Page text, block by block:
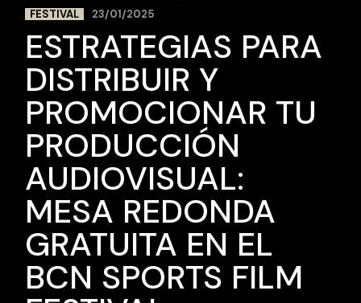
FESTIVAL
23/01/2025
ESTRATEGIAS PARA
DISTRIBUIR Y
PROMOCIONAR TU
PRODUCCIÓN
AUDIOVISUAL:
MESA REDONDA
GRATUITA EN EL
BCN SPORTS FILM